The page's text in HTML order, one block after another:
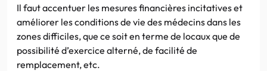
Il faut accentuer les mesures financières incitatives et
améliorer les conditions de vie des médecins dans les
zones difficiles, que ce soit en terme de locaux que de
possibilité d’exercice alterné, de facilité de
remplacement, etc.